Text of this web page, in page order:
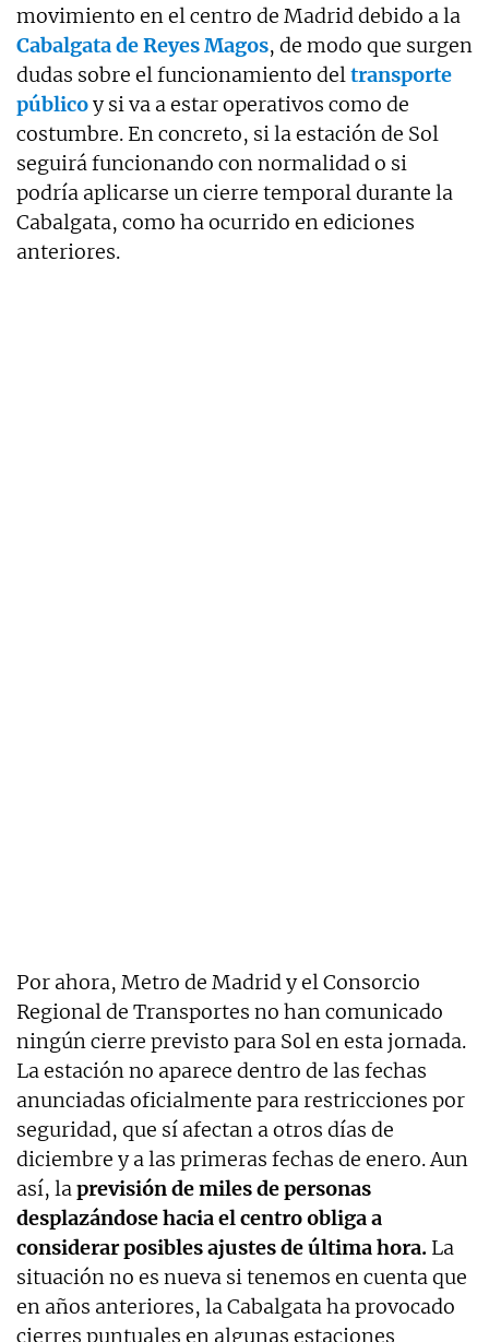
movimiento en el centro de Madrid debido a la
Cabalgata de Reyes Magos, de modo que surgen
dudas sobre el funcionamiento deltransporte
públicoy si va a estar operativos como de
costumbre. En concreto, si la estación de Sol
seguirá funcionando con normalidad o si
podría aplicarse un cierre temporal durante la
Cabalgata, como ha ocurrido en ediciones
anteriores.
Por ahora, Metro de Madrid y el Consorcio
Regional de Transportes no han comunicado
ningún cierre previsto para Sol en esta jornada.
La estación no aparece dentro de las fechas
anunciadas oficialmente para restricciones por
seguridad, que sí afectan a otros días de
diciembre y a las primeras fechas de enero. Aun
así, laprevisión de miles de personas
desplazándose hacia el centro obliga a
considerar posibles ajustes de última hora. La
situación no es nueva si tenemos en cuenta que
en años anteriores, la Cabalgata ha provocado
cierres puntuales en algunas estaciones